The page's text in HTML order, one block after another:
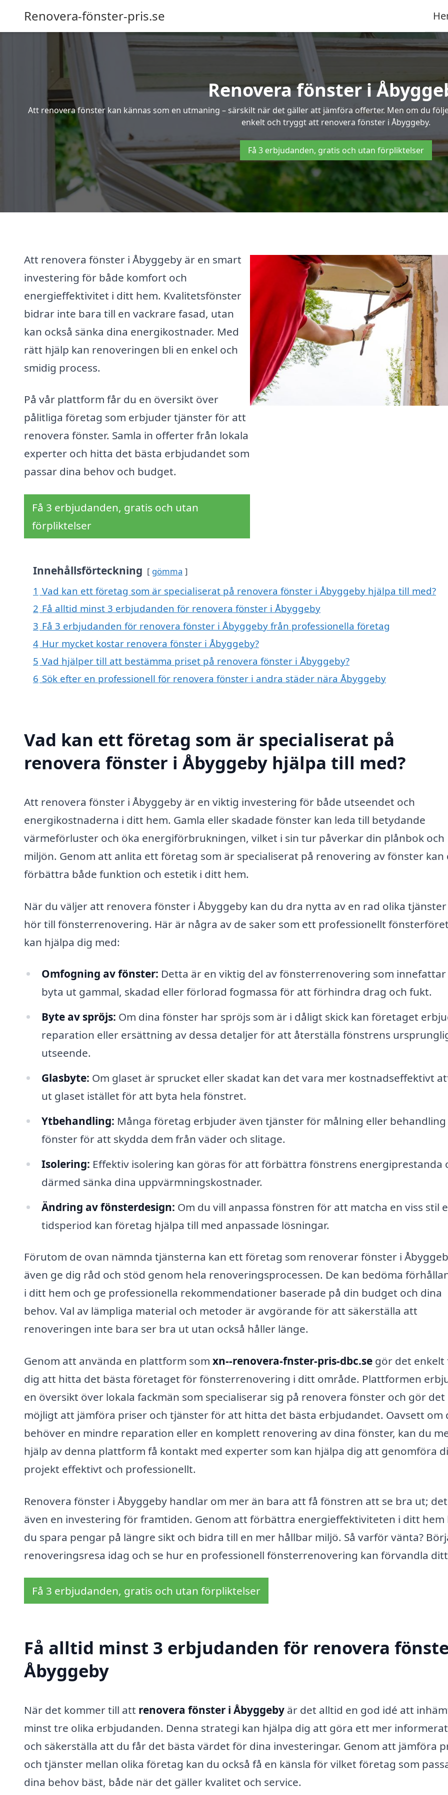
Renovera-fönster-pris.se
Renovera fönster i
Att renovera fönster kan kännas som en utmaning – särskilt när det gäller att jämföra offerter. Men om du
enkelt och tryggt att renovera fönster i Åbyggeby.
Få 3 erbjudanden, gratis och utan förpliktelser
Att renovera fönster i Åbyggeby är en smart
investering för både komfort och
energieffektivitet i ditt hem. Kvalitetsfönster
bidrar inte bara till en vackrare fasad, utan
kan också sänka dina energikostnader. Med
rätt hjälp kan renoveringen bli en enkel och
smidig process.
På vår plattform får du en översikt över
pålitliga företag som erbjuder tjänster för att
renovera fönster. Samla in offerter från lokala
experter och hitta det bästa erbjudandet som
passar dina behov och budget.
Få 3 erbjudanden, gratis och utan
förpliktelser
Innehållsförteckning gömma
1 Vad kan ett företag som är specialiserat på renovera fönster i Åbyggeby hjälpa till med?
2 Få alltid minst 3 erbjudanden för renovera fönster i Åbyggeby
3 Få 3 erbjudanden för renovera fönster i Åbyggeby från professionella företag
4 Hur mycket kostar renovera fönster i Åbyggeby?
5 Vad hjälper till att bestämma priset på renovera fönster i Åbyggeby?
6 Sök efter en professionell för renovera fönster i andra städer nära Åbyggeby
Vad kan ett företag som är specialiserat på
renovera fönster i Åbyggeby hjälpa till med?
Att renovera fönster i Åbyggeby är en viktig investering för både utseendet och
energikostnaderna i ditt hem. Gamla eller skadade fönster kan leda till betydande
värmeförluster och öka energiförbrukningen, vilket i sin tur påverkar din plånbok och
miljön. Genom att anlita ett företag som är specialiserat på renovering av fönster kan
förbättra både funktion och estetik i ditt hem.
När du väljer att renovera fönster i Åbyggeby kan du dra nytta av en rad olika
hör till fönsterrenovering. Här är några av de saker som ett professionellt
kan hjälpa dig med:
Omfogning av fönster: Detta är en viktig del av fönsterrenovering som
byta ut gammal, skadad eller förlorad fogmassa för att förhindra drag och fukt.
Byte av spröjs: Om dina fönster har spröjs som är i dåligt skick kan företaget
reparation eller ersättning av dessa detaljer för att återställa fönstrens
utseende.
Glasbyte: Om glaset är sprucket eller skadat kan det vara mer kostnadseffektivt
ut glaset istället för att byta hela fönstret.
Ytbehandling: Många företag erbjuder även tjänster för målning eller behandling
fönster för att skydda dem från väder och slitage.
Isolering: Effektiv isolering kan göras för att förbättra fönstrens energiprestanda
därmed sänka dina uppvärmningskostnader.
Ändring av fönsterdesign: Om du vill anpassa fönstren för att matcha en viss stil
tidsperiod kan företag hjälpa till med anpassade lösningar.
Förutom de ovan nämnda tjänsterna kan ett företag som renoverar fönster i
även ge dig råd och stöd genom hela renoveringsprocessen. De kan bedöma
i ditt hem och ge professionella rekommendationer baserade på din budget och dina
behov. Val av lämpliga material och metoder är avgörande för att säkerställa att
renoveringen inte bara ser bra ut utan också håller länge.
Genom att använda en plattform som xn--renovera-fnster-pris-dbc.se gör det enkelt
dig att hitta det bästa företaget för fönsterrenovering i ditt område. Plattformen
en översikt över lokala fackmän som specialiserar sig på renovera fönster och gör det
möjligt att jämföra priser och tjänster för att hitta det bästa erbjudandet. Oavsett om
behöver en mindre reparation eller en komplett renovering av dina fönster, kan du
hjälp av denna plattform få kontakt med experter som kan hjälpa dig att genomföra
projekt effektivt och professionellt.
Renovera fönster i Åbyggeby handlar om mer än bara att få fönstren att se bra ut;
även en investering för framtiden. Genom att förbättra energieffektiviteten i ditt hem
du spara pengar på längre sikt och bidra till en mer hållbar miljö. Så varför vänta?
renoveringsresa idag och se hur en professionell fönsterrenovering kan förvandla
Få 3 erbjudanden, gratis och utan förpliktelser
Få alltid minst 3 erbjudanden för renovera
Åbyggeby
När det kommer till att renovera fönster i Åbyggeby är det alltid en god idé att
minst tre olika erbjudanden. Denna strategi kan hjälpa dig att göra ett mer
och säkerställa att du får det bästa värdet för dina investeringar. Genom att jämföra
och tjänster mellan olika företag kan du också få en känsla för vilket företag som
dina behov bäst, både när det gäller kvalitet och service.